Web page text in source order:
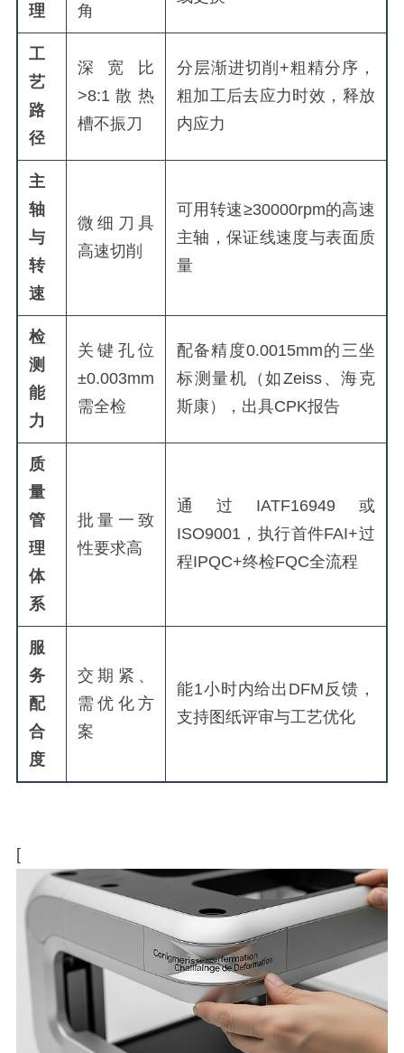
理 角
工
艺
路
径
深宽比
>8:1散热
槽不振刀
分层渐进切削+粗精分序，
粗加工后去应力时效，释放
内应力
主
轴
与
转
速
微细刀具
高速切削
可用转速≥30000rpm的高速
主轴，保证线速度与表面质
量
检
测
能
力
关键孔位
±0.003mm
需全检
配备精度0.0015mm的三坐
标测量机（如Zeiss、海克
斯康），出具CPK报告
质
量
管
理
体
系
批量一致
性要求高
通过IATF16949或
ISO9001，执行首件FAI+过
程IPQC+终检FQC全流程
服
务
配
合
度
交期紧、
需优化方
案
能1小时内给出DFM反馈，
支持图纸评审与工艺优化
[